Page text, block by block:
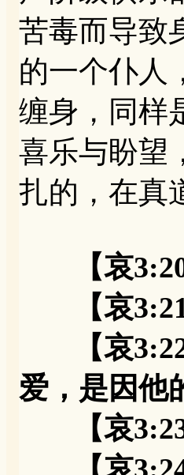
苦毒而导致
的一个仆人
缠身，同样
喜乐与盼望
扎的，在真
【哀
【哀3:21
【哀3:22
爱，是因他
【哀3:23